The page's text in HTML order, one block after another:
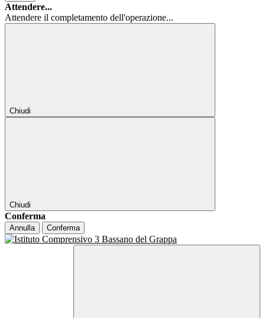
Attendere...
Attendere il completamento dell'operazione...
Chiudi
Chiudi
Conferma
Annulla Conferma